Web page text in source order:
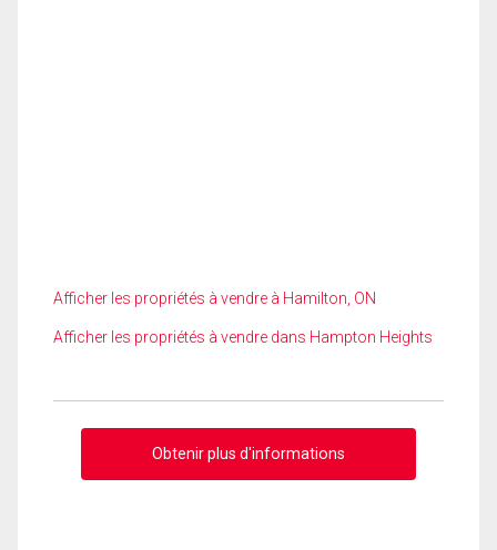
Afficher les propriétés à vendre à Hamilton, ON
Afficher les propriétés à vendre dans Hampton Heights
Obtenir plus d'informations